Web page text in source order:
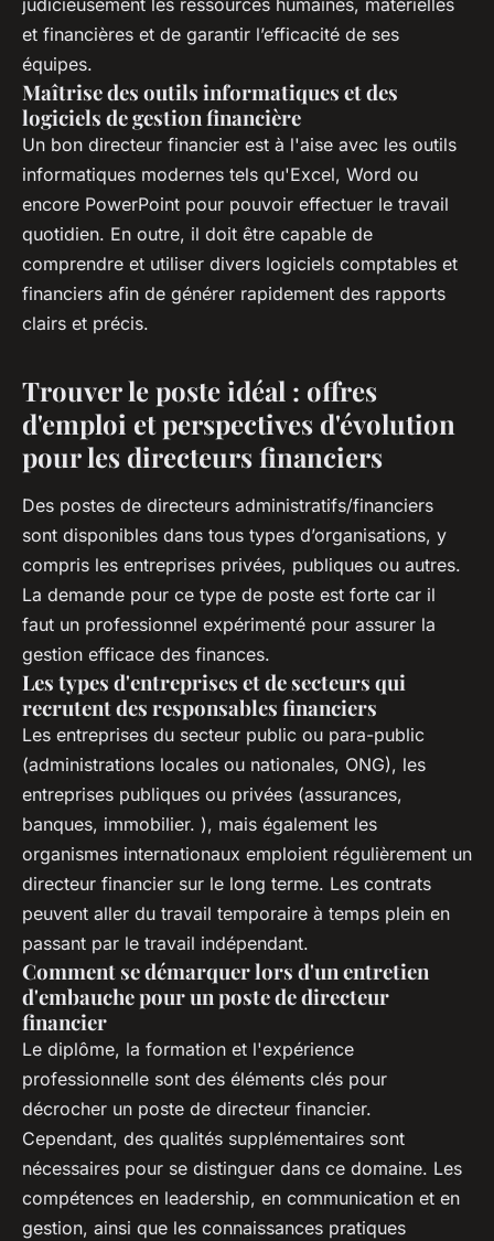
judicieusement les ressources humaines, matérielles
et financières et de garantir l’efficacité de ses
équipes.
Maîtrise des outils informatiques et des
logiciels de gestion financière
Un bon directeur financier est à l'aise avec les outils
informatiques modernes tels qu'Excel, Word ou
encore PowerPoint pour pouvoir effectuer le travail
quotidien. En outre, il doit être capable de
comprendre et utiliser divers logiciels comptables et
financiers afin de générer rapidement des rapports
clairs et précis.
Trouver le poste idéal : offres
d'emploi et perspectives d'évolution
pour les directeurs financiers
Des postes de directeurs administratifs/financiers
sont disponibles dans tous types d’organisations, y
compris les entreprises privées, publiques ou autres.
La demande pour ce type de poste est forte car il
faut un professionnel expérimenté pour assurer la
gestion efficace des finances.
Les types d'entreprises et de secteurs qui
recrutent des responsables financiers
Les entreprises du secteur public ou para-public
(administrations locales ou nationales, ONG), les
entreprises publiques ou privées (assurances,
banques, immobilier. ), mais également les
organismes internationaux emploient régulièrement un
directeur financier sur le long terme. Les contrats
peuvent aller du travail temporaire à temps plein en
passant par le travail indépendant.
Comment se démarquer lors d'un entretien
d'embauche pour un poste de directeur
financier
Le diplôme, la formation et l'expérience
professionnelle sont des éléments clés pour
décrocher un poste de directeur financier.
Cependant, des qualités supplémentaires sont
nécessaires pour se distinguer dans ce domaine. Les
compétences en leadership, en communication et en
gestion, ainsi que les connaissances pratiques